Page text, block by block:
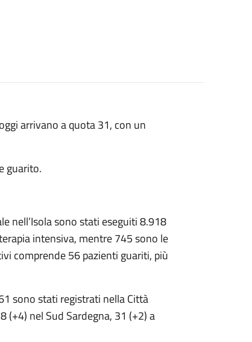
arrivano a quota 31, con un
guarito.
nell’Isola sono stati eseguiti 8.918
intensiva, mentre 745 sono le
comprende 56 pazienti guariti, più
sono stati registrati nella Città
nel Sud Sardegna, 31 (+2) a